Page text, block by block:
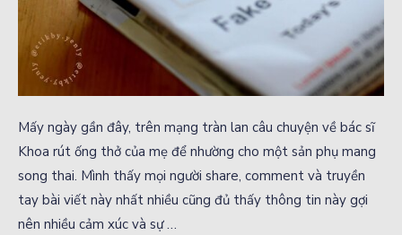
Mấy ngày gần đây, trên mạng tràn lan câu chuyện về bác sĩ
Khoa rút ống thở của mẹ để nhường cho một sản phụ mang
song thai. Mình thấy mọi người share, comment và truyền
tay bài viết này nhất nhiều cũng đủ thấy thông tin này gợi
nên nhiều cảm xúc và sự …